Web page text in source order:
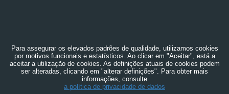
Para assegurar os elevados padrões de qualidade, utilizamos cookies
por motivos funcionais e estatísticos. Ao clicar em "Aceitar", está a
aceitar a utilização de cookies. As definições atuais de cookies podem
ser alteradas, clicando em "alterar definições". Para obter mais
informações, consulte
a política de privacidade de dados